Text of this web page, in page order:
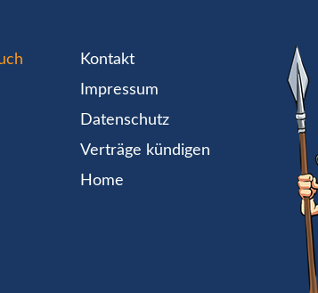
Kontakt
Impressum
Datenschutz
Verträge kündigen
Home